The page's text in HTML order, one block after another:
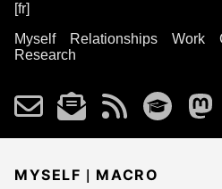
[fr]
Myself
Relationships Work
Research
MYSELF | MACRO